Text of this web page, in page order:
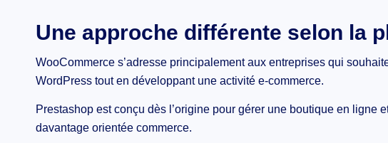
Une approche différente selon la
WooCommerce s’adresse principalement aux entreprises qui
WordPress tout en développant une activité e-commerce.
Prestashop est conçu dès l’origine pour gérer une boutique en ligne
davantage orientée commerce.